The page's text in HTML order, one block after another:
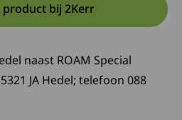
product bij 2Kerr
Opent in een nieuwe tab:
Deze link opent in een nieuw
naast ROAM Special
JA Hedel; telefoon 088